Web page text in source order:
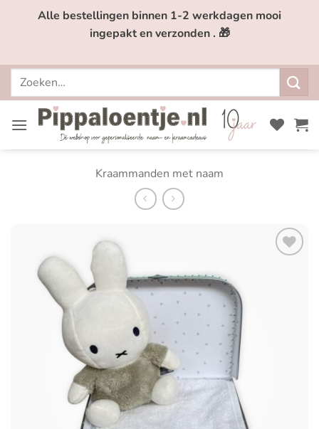
Alle bestellingen binnen 1-2 werkdagen mooi
ingepakt en verzonden . 🎁
Zoeken
Kraammanden met naam